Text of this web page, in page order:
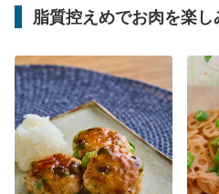
脂質控えめでお肉を楽し